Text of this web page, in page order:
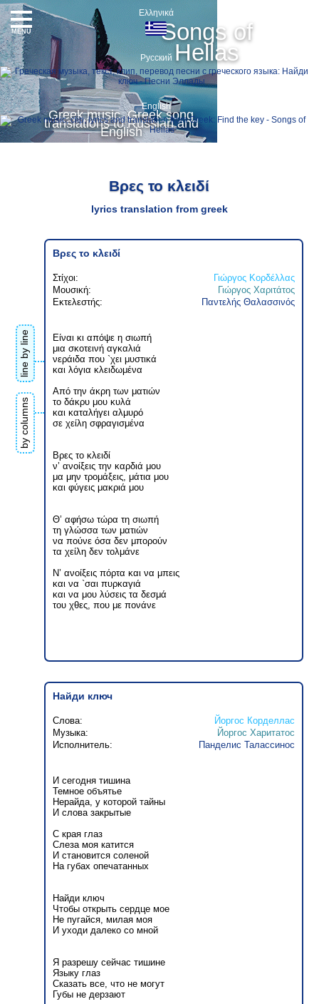
Songs of
Hellas
Greek music, Greek song
translations to Russian and
English
Ελληνικά
Русский
English
MENU
Βρες το κλειδί
lyrics translation from greek
line by line
by columns
Βρες το κλειδί
Στίχοι:
Γιώργος Κορδέλλας
Μουσική:
Γιώργος Χαριτάτος
Εκτελεστής:
Παντελής Θαλασσινός
Είναι κι απόψε η σιωπή
μια σκοτεινή αγκαλιά
νεράιδα που `χει μυστικά
και λόγια κλειδωμένα
Από την άκρη των ματιών
το δάκρυ μου κυλά
και καταλήγει αλμυρό
σε χείλη σφραγισμένα
Βρες το κλειδί
ν’ ανοίξεις την καρδιά μου
μα μην τρομάξεις, μάτια μου
και φύγεις μακριά μου
Θ’ αφήσω τώρα τη σιωπή
τη γλώσσα των ματιών
να πούνε όσα δεν μπορούν
τα χείλη δεν τολμάνε
Ν’ ανοίξεις πόρτα και να μπεις
και να `σαι πυρκαγιά
και να μου λύσεις τα δεσμά
του χθες, που με πονάνε
Найди ключ
Слова:
Йоргос Корделлас
Музыка:
Йоргос Харитатос
Исполнитель:
Панделис Талассинос
И сегодня тишина
Темное объятье
Нерайда, у которой тайны
И слова закрытые
С края глаз
Слеза моя катится
И становится соленой
На губах опечатанных
Найди ключ
Чтобы открыть сердце мое
Не пугайся, милая моя
И уходи далеко со мной
Я разрешу сейчас тишине
Языку глаз
Сказать все, что не могут
Губы не дерзают